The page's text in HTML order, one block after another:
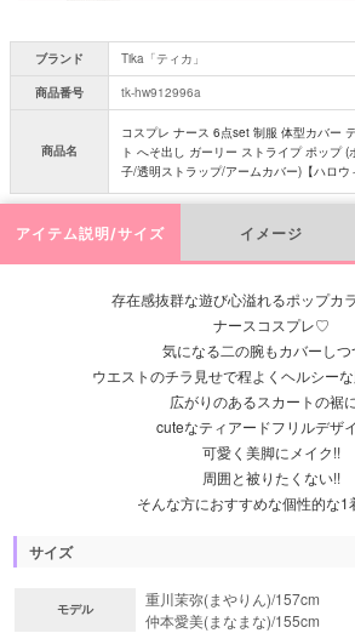
ブランド
Tika「ティカ」
商品番号
tk-hw912996a
商品名
コスプレ ナース 6点set 制服 体型カバー
ト へそ出し ガーリー ストライプ ポップ
子/透明ストラップ/アームカバー)【ハロ
アイテム説明/サイズ イメージ
存在感抜群な遊び心溢れるポップカ
ナースコスプレ♡
気になる二の腕もカバーしつ
ウエストのチラ見せで程よくヘルシー
広がりのあるスカートの裾
cuteなティアードフリルデザ
可愛く美脚にメイク!!
周囲と被りたくない!!
そんな方におすすめな個性的な
サイズ
モデル
重川茉弥(まやりん)/157cm
仲本愛美(まなまな)/155cm